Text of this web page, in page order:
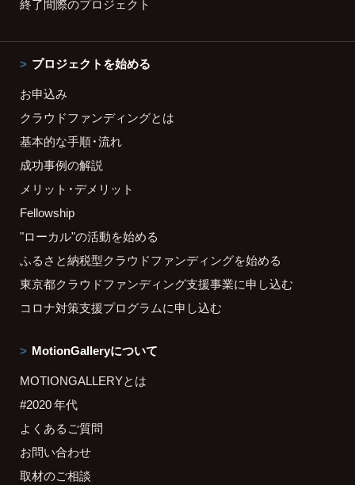
終了間際のプロジェクト
プロジェクトを始める
お申込み
クラウドファンディングとは
基本的な手順・流れ
成功事例の解説
メリット・デメリット
Fellowship
"ローカル"の活動を始める
ふるさと納税型クラウドファンディングを始める
東京都クラウドファンディング支援事業に申し込む
コロナ対策支援プログラムに申し込む
MotionGalleryについて
MOTIONGALLERYとは
#2020 年代
よくあるご質問
お問い合わせ
取材のご相談